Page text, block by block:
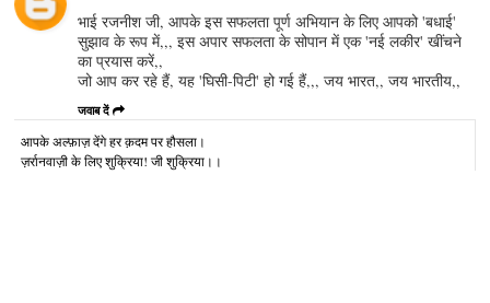
भाई रजनीश जी, आपके इस सफलता पूर्ण अभियान के लिए आपको 'बधाई'
सुझाव के रूप में,,, इस अपार सफलता के सोपान में एक 'नई लकीर' खींचने
का प्रयास करें,,
जो आप कर रहे हैं, यह 'घिसी-पिटी' हो गई हैं,,, जय भारत,, जय भारतीय,,
जवाब दें
आपके अल्‍फ़ाज़ देंगे हर क़दम पर हौसला।
ज़र्रानवाज़ी के लिए शुक्रिया! जी शुक्रिया।।